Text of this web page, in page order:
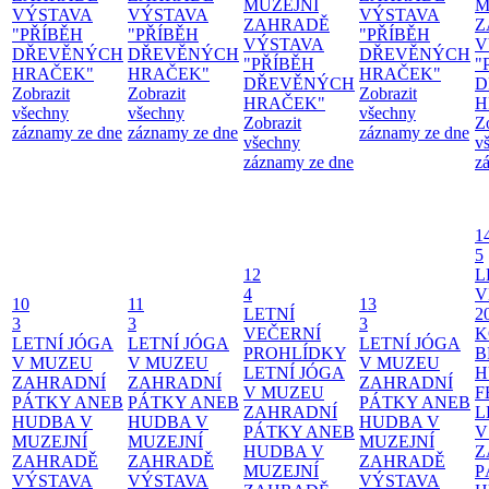
VÝSTAVA
"PŘÍBĚH
DŘEVĚNÝCH
HRAČEK"
Zobrazit
všechny
záznamy ze dne
VÝSTAVA
"PŘÍBĚH
DŘEVĚNÝCH
HRAČEK"
Zobrazit
všechny
záznamy ze dne
MUZEJNÍ
ZAHRADĚ
VÝSTAVA
"PŘÍBĚH
DŘEVĚNÝCH
HRAČEK"
Zobrazit
všechny
záznamy ze dne
VÝSTAVA
"PŘÍBĚH
DŘEVĚNÝCH
HRAČEK"
Zobrazit
všechny
záznamy ze dne
10
3
LETNÍ JÓGA
V MUZEU
ZAHRADNÍ
PÁTKY ANEB
HUDBA V
MUZEJNÍ
ZAHRADĚ
VÝSTAVA
11
3
LETNÍ JÓGA
V MUZEU
ZAHRADNÍ
PÁTKY ANEB
HUDBA V
MUZEJNÍ
ZAHRADĚ
VÝSTAVA
12
4
LETNÍ
VEČERNÍ
PROHLÍDKY
LETNÍ JÓGA
V MUZEU
ZAHRADNÍ
PÁTKY ANEB
HUDBA V
MUZEJNÍ
13
3
LETNÍ JÓGA
V MUZEU
ZAHRADNÍ
PÁTKY ANEB
HUDBA V
MUZEJNÍ
ZAHRADĚ
VÝSTAVA
5